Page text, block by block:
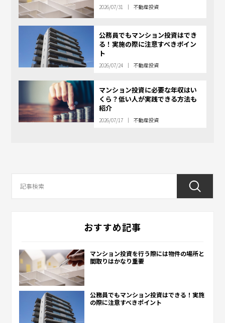
2026/07/31 不動産投資
公務員でもマンション投資はでき
る！実施の際に注意すべきポイン
ト
2026/07/24 不動産投資
マンション投資に必要な年収はい
くら？低い人が実践できる方法も
紹介
2026/07/17 不動産投資
おすすめ記事
マンション投資を行う際には物件の場所と
間取りはかなり重要
公務員でもマンション投資はできる！実施
の際に注意すべきポイント